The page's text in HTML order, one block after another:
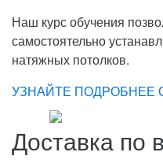
Наш курс обучения
самостоятельно
натяжных потолков.
УЗНАЙТЕ ПОДРОБНЕЕ
Доставка по